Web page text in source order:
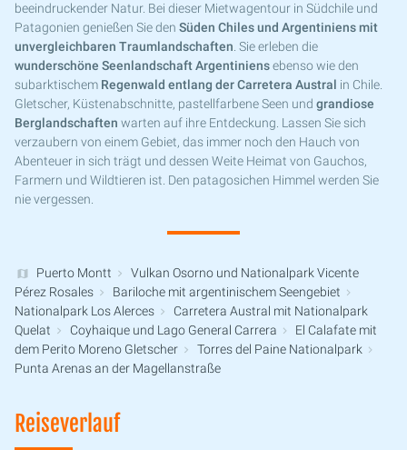
beeindruckender Natur. Bei dieser Mietwagentour in Südchile und
Patagonien genießen Sie den Süden Chiles und Argentiniens mit
unvergleichbaren Traumlandschaften . Sie erleben die
wunderschöne Seenlandschaft Argentiniensebenso wie den
subarktischem Regenwald entlang der Carretera Austral in Chile.
Gletscher, Küstenabschnitte, pastellfarbene Seen und grandiose
Berglandschaften warten auf ihre Entdeckung. Lassen Sie sich
verzaubern von einem Gebiet, das immer noch den Hauch von
Abenteuer in sich trägt und dessen Weite Heimat von Gauchos,
Farmern und Wildtieren ist. Den patagosichen Himmel werden Sie
nie vergessen.
Puerto Montt
Vulkan Osorno und Nationalpark Vicente
Pérez Rosales
Bariloche mit argentinischem Seengebiet
Nationalpark Los Alerces
Carretera Austral mit Nationalpark
Quelat
Coyhaique und Lago General Carrera
El Calafate mit
dem Perito Moreno Gletscher
Torres del Paine Nationalpark
Punta Arenas an der Magellanstraße
Reiseverlauf